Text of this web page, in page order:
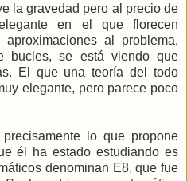
la gravedad pero al precio de
en el que florecen
al problema,
bucles, se está viendo que
El que una teoría del todo
elegante, pero parece poco
lo que propone
él ha estado estudiando es
denominan E8, que fue